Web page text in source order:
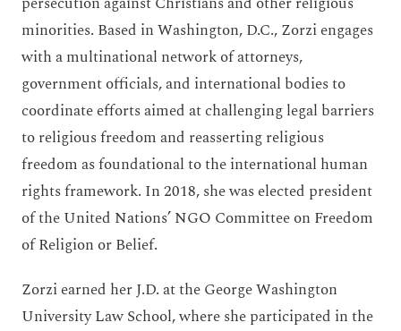
minorities. Based in Washington, D.C., Zorzi engages
with a multinational network of attorneys,
government officials, and international bodies to
coordinate efforts aimed at challenging legal barriers
to religious freedom and reasserting religious
freedom as foundational to the international human
rights framework. In 2018, she was elected president
of the United Nations’ NGO Committee on Freedom
of Religion or Belief.
Zorzi earned her J.D. at the George Washington
University Law School, where she participated in the